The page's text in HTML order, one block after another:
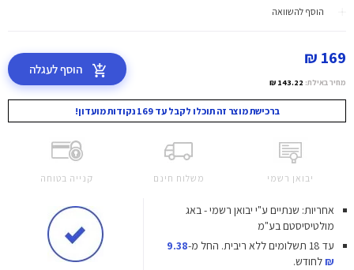
הוסף להשוואה
169 ₪
מחיר באילת: 143.22 ₪
הוסף לעגלה
ברכישת מוצר זה תוכלו לקבל עד 169 נקודות מועדון!
יבואן רשמי משלוח חינם קנייה בטוחה
אחריות: שנתיים ע"י יבואן רשמי - באג
מולטיסיסטם בע"מ
עד 18 תשלומים ללא ריבית.
החל מ-9.38
₪לחודש.